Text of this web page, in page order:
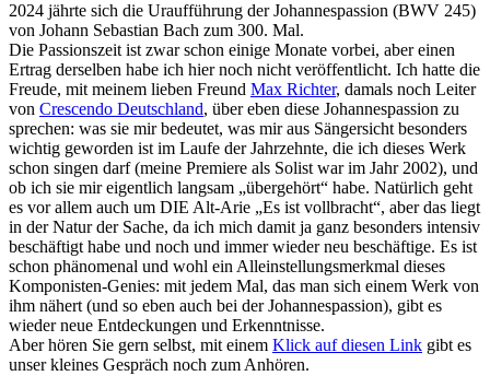
2024 jährte sich die Uraufführung der Johannespassion (BWV 245)
von Johann Sebastian Bach zum 300. Mal.
Die Passionszeit ist zwar schon einige Monate vorbei, aber einen
Ertrag derselben habe ich hier noch nicht veröffentlicht. Ich hatte die
Freude, mit meinem lieben Freund Max Richter, damals noch Leiter
von Crescendo Deutschland, über eben diese Johannespassion zu
sprechen: was sie mir bedeutet, was mir aus Sängersicht besonders
wichtig geworden ist im Laufe der Jahrzehnte, die ich dieses Werk
schon singen darf (meine Premiere als Solist war im Jahr 2002), und
ob ich sie mir eigentlich langsam „übergehört“ habe. Natürlich geht
es vor allem auch um DIE Alt-Arie „Es ist vollbracht“, aber das liegt
in der Natur der Sache, da ich mich damit ja ganz besonders intensiv
beschäftigt habe und noch und immer wieder neu beschäftige. Es ist
schon phänomenal und wohl ein Alleinstellungsmerkmal dieses
Komponisten-Genies: mit jedem Mal, das man sich einem Werk von
ihm nähert (und so eben auch bei der Johannespassion), gibt es
wieder neue Entdeckungen und Erkenntnisse.
Aber hören Sie gern selbst, mit einem Klick auf diesen Link gibt es
unser kleines Gespräch noch zum Anhören.